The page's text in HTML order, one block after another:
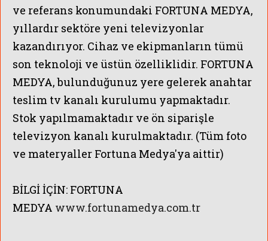
ve referans konumundaki FORTUNA MEDYA,
yıllardır sektöre yeni televizyonlar
kazandırıyor. Cihaz ve ekipmanların tümü
son teknoloji ve üstün özelliklidir. FORTUNA
MEDYA, bulunduğunuz yere gelerek anahtar
teslim tv kanalı kurulumu yapmaktadır.
Stok yapılmamaktadır ve ön siparişle
televizyon kanalı kurulmaktadır. (Tüm foto
ve materyaller Fortuna Medya'ya aittir)
BİLGİ İÇİN: FORTUNA
MEDYA www.fortunamedya.com.tr